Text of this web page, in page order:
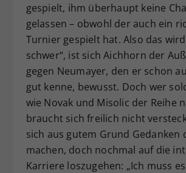
gespielt, ihm überhaupt keine
gelassen – obwohl der auch ein
Turnier gespielt hat. Also das
schwer“, ist sich Aichhorn der
gegen Neumayer, den er schon
gut kenne, bewusst. Doch wer
wie Novak und Misolic der Reihe
braucht sich freilich nicht
sich aus gutem Grund Gedanken
machen, doch nochmal auf die
Karriere loszugehen: „Ich muss